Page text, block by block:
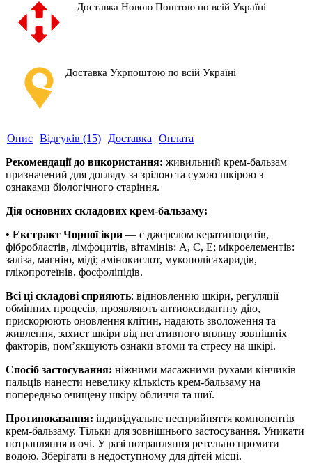
Доставка Новою Поштою по всій Україні
Доставка Укрпоштою по всій Україні
Опис Відгуків (15) Доставка
Оплата
Рекомендації до використання: живильний крем-бальзам
призначений для догляду за зрілою та сухою шкірою з
ознаками біологічного старіння.
Дія основних складових крем-бальзаму:
• Екстракт Чорної ікри — є джерелом кератиноцитів,
фібробластів, лімфоцитів, вітамінів: А, С, Е; мікроелементів:
заліза, магнію, міді; амінокислот, мукополісахаридів,
глікопротеїнів, фосфоліпідів.
Всі ці складові сприяють: відновленню шкіри, регуляції
обмінних процесів, проявляють антиоксидантну дію,
прискорюють оновлення клітин, надають зволоження та
живлення, захист шкіри від негативного впливу зовнішніх
факторів, пом’якшують ознаки втоми та стресу на шкірі.
Спосіб застосування: ніжними масажними рухами кінчиків
пальців нанести невелику кількість крем-бальзаму на
попередньо очищену шкіру обличчя та шиї.
Протипоказання: індивідуальне несприйняття компонентів
крем-бальзаму. Тільки для зовнішнього застосування. Уникати
потрапляння в очі. У разі потрапляння ретельно промити
водою. Зберігати в недоступному для дітей місці.